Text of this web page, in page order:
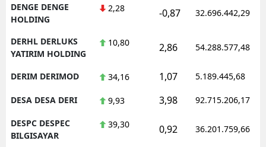
DENGE DENGE
HOLDING
2,28 -0,87 32.696.442,29
DERHL DERLUKS
YATIRIM HOLDING
10,80 2,86 54.288.577,48
DERIM DERIMOD 34,16 1,07 5.189.445,68
DESA DESA DERI 9,93 3,98 92.715.206,17
DESPC DESPEC
BILGISAYAR
39,30 0,92 36.201.759,66